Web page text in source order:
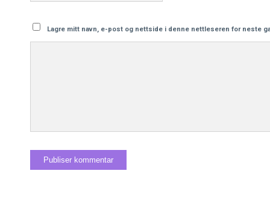
Lagre mitt navn, e-post og nettside i denne nettleseren for neste